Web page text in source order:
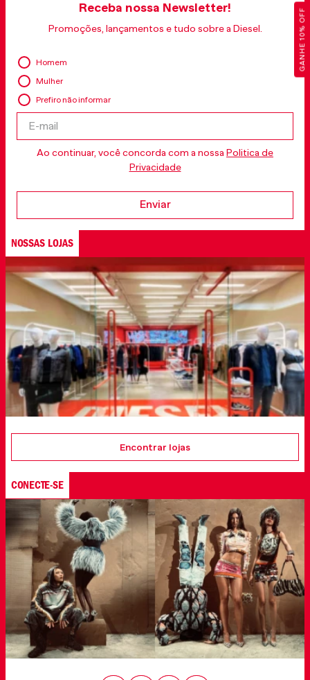
GANHE 10% OFF
Receba nossa Newsletter!
Promoções, lançamentos e tudo sobre a Diesel.
Homem
Mulher
Prefiro não informar
Ao continuar, você concorda com a nossa Politica de
Privacidade
Enviar
NOSSAS LOJAS
Encontrar lojas
CONECTE-SE